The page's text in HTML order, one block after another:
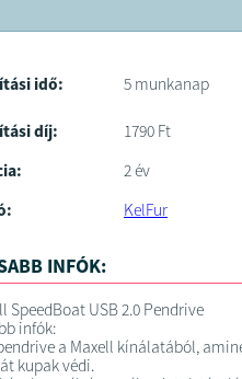
idő: 5 munkanap
díj:
1790 Ft
2 év
KelFur
INFÓK:
SpeedBoat USB 2.0 Pendrive
infók:
a Maxell kínálatából,
kupak védi.